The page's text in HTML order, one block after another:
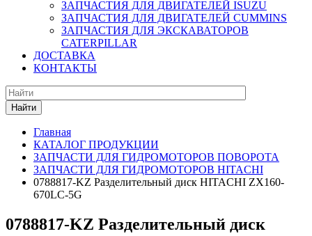
ЗАПЧАСТИЯ ДЛЯ ДВИГАТЕЛЕЙ ISUZU
ЗАПЧАСТИЯ ДЛЯ ДВИГАТЕЛЕЙ CUMMINS
ЗАПЧАСТИЯ ДЛЯ ЭКСКАВАТОРОВ
CATERPILLAR
ДОСТАВКА
КОНТАКТЫ
Найти
Главная
КАТАЛОГ ПРОДУКЦИИ
ЗАПЧАСТИ ДЛЯ ГИДРОМОТОРОВ ПОВОРОТА
ЗАПЧАСТИ ДЛЯ ГИДРОМОТОРОВ HITACHI
0788817-KZ Разделительный диск HITACHI ZX160-
670LC-5G
0788817-KZ Разделительный диск